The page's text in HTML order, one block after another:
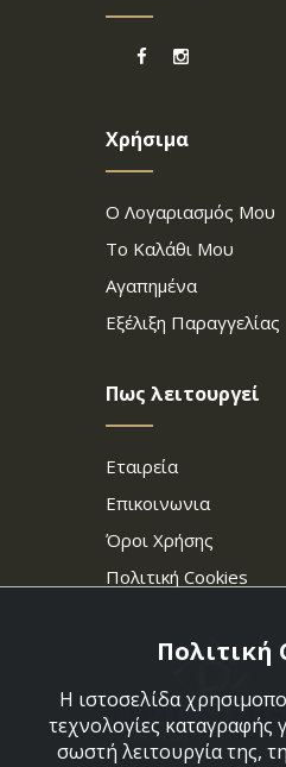
Χρήσιμα
Ο Λογαριασμός Μου
Το Καλάθι Μου
Αγαπημένα
Εξέλιξη Παραγγελίας
Πως λειτουργεί
Εταιρεία
Επικοινωνια
Όροι Χρήσης
Πολιτική Cookies
Πολιτική
Η ιστοσελίδα
τεχνολογίες καταγραφής
σωστή λειτουργία της,